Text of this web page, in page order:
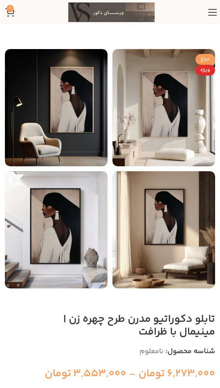
0
حراج
ویژه
تابلو دکوراتیو مدرن طرح چهره زن |
مینیمال با ظرافت
شناسه محصول: نامعلوم
6,273,000تومان –
3,553,000تومان